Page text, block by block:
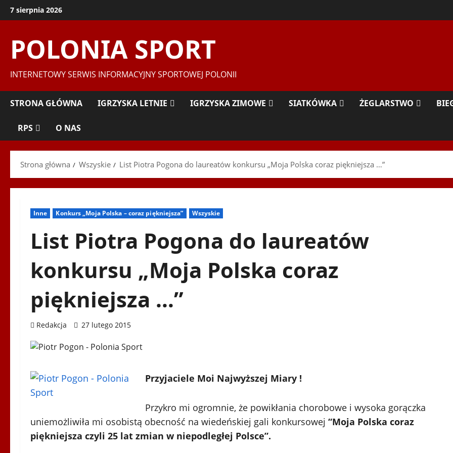
Przejdź
do
7 sierpnia 2026
POLONIA SPORT
INTERNETOWY SERWIS INFORMACYJNY SPORTOWEJ POLONII
STRONA GŁÓWNA IGRZYSKA LETNIE IGRZYSKA ZIMOWE SIATKÓWKA ŻEGLARSTWO
RPS O NAS
Strona główna Wszyskie List Piotra Pogona do laureatów konkursu „Moja Polska coraz piękniejsza …”
Inne Konkurs „Moja Polska – coraz piękniejsza” Wszyskie
List Piotra Pogona do laureatów
konkursu „Moja Polska coraz
piękniejsza …”
Redakcja 27 lutego 2015
Przyjaciele Moi Najwyższej Miary !
Przykro mi ogromnie, że powikłania chorobowe i wysoka gorączka
uniemożliwiła mi osobistą obecność na wiedeńskiej gali konkursowej “Moja Polska coraz
piękniejsza czyli 25 lat zmian w niepodległej Polsce”.